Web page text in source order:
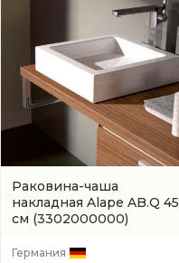
Раковина-чаша
накладная Alape AB.Q 45
см (3302000000)
Германия